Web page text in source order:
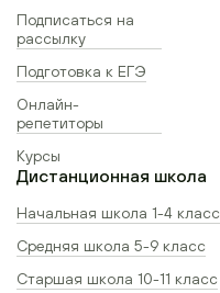
Подписаться на
рассылку
Подготовка к ЕГЭ
Онлайн-
репетиторы
Курсы
Дистанционная школа
Начальная школа 1-4 класс
Средняя школа 5-9 класс
Старшая школа 10-11 класс